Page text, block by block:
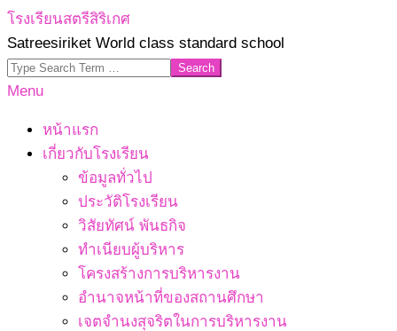
Skip
to
content
โรงเรียนสตรีสิริเกศ
Satreesiriket World class standard school
Search
Primary
Menu
Menu
หน้าแรก
เกี่ยวกับโรงเรียน
ข้อมูลทั่วไป
ประวัติโรงเรียน
วิสัยทัศน์ พันธกิจ
ทำเนียบผู้บริหาร
โครงสร้างการบริหารงาน
อำนาจหน้าที่ของสถานศึกษา
เจตจํานงสุจริตในการบริหารงาน